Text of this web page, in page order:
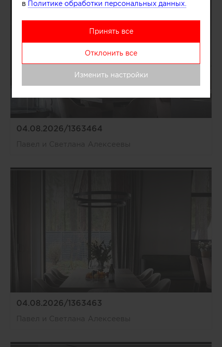
04.08.2026/1363464
04.08.2026/1363463
в Политике обработки персональных данных.
Принять все
Отклонить все
Изменить настройки